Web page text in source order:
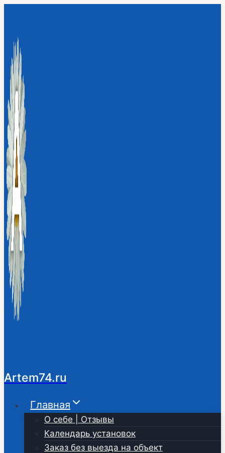
содержимому
Artem74.ru
Главная
О себе | Отзывы
Календарь установок
Заказ без выезда на объект